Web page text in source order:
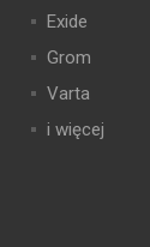
Exide
Grom
Varta
i więcej